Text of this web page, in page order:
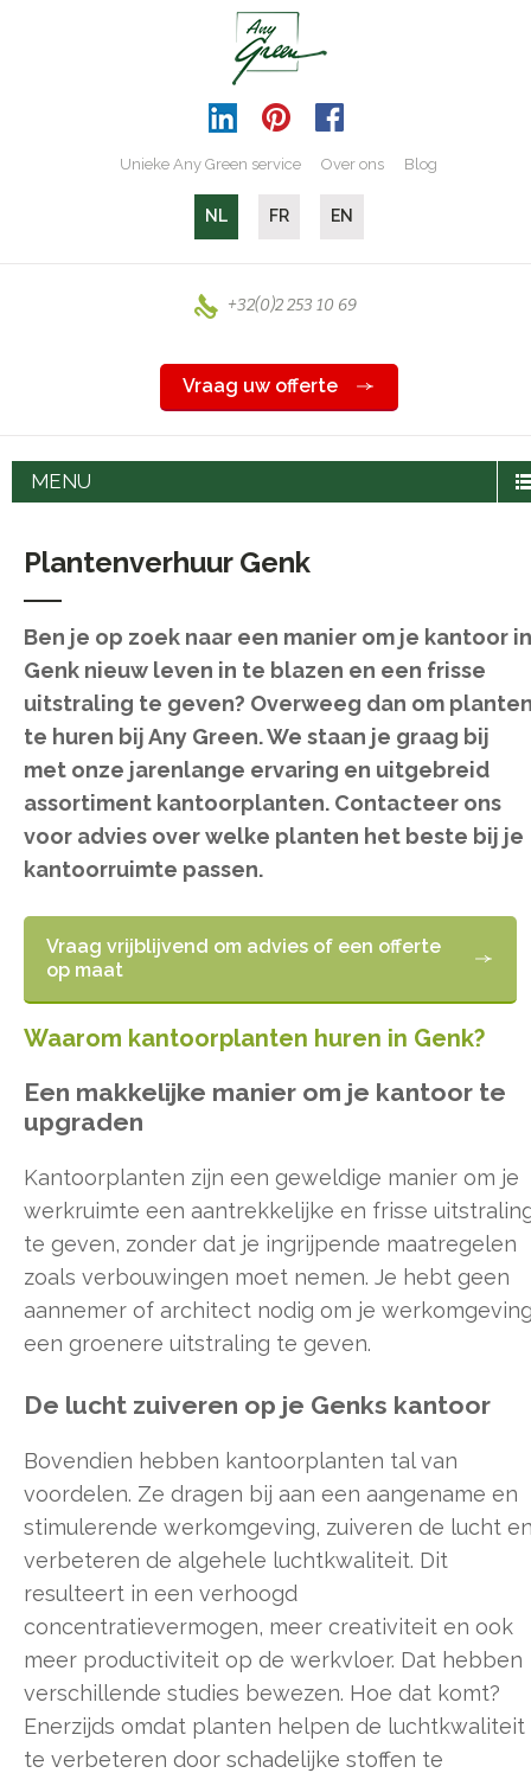
Unieke Any Green service Over ons Blog
NL FR EN
+32(0)2 253 10 69
Vraag uw offerte
MENU
Plantenverhuur Genk
Ben je op zoek naar een manier om je kantoor in
Genk nieuw leven in te blazen en een frisse
uitstraling te geven? Overweeg dan om
te huren bij Any Green. We staan je graag bij
met onze jarenlange ervaring en uitgebreid
assortiment kantoorplanten. Contacteer ons
voor advies over welke planten het beste bij je
kantoorruimte passen.
Vraag vrijblijvend om advies of een offerte
op maat
Waarom kantoorplanten huren in Genk?
Een makkelijke manier om je kantoor te
upgraden
Kantoorplanten zijn een geweldige manier om je
werkruimte een aantrekkelijke en frisse
te geven, zonder dat je ingrijpende maatregelen
zoals verbouwingen moet nemen. Je hebt geen
aannemer of architect nodig om je
een groenere uitstraling te geven.
De lucht zuiveren op je Genks kantoor
Bovendien hebben kantoorplanten tal van
voordelen. Ze dragen bij aan een aangename en
stimulerende werkomgeving, zuiveren de lucht
verbeteren de algehele luchtkwaliteit. Dit
resulteert in een verhoogd
concentratievermogen, meer creativiteit en ook
meer productiviteit op de werkvloer. Dat hebben
verschillende studies bewezen. Hoe dat komt?
Enerzijds omdat planten helpen de luchtkwaliteit
te verbeteren door schadelijke stoffen te